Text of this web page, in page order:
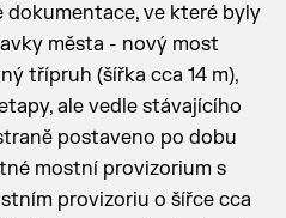
ve které byly
města - nový most
třípruh (šířka cca 14 m),
ale vedle stávajícího
postaveno po dobu
mostní provizorium s
provizoriu o šířce cca